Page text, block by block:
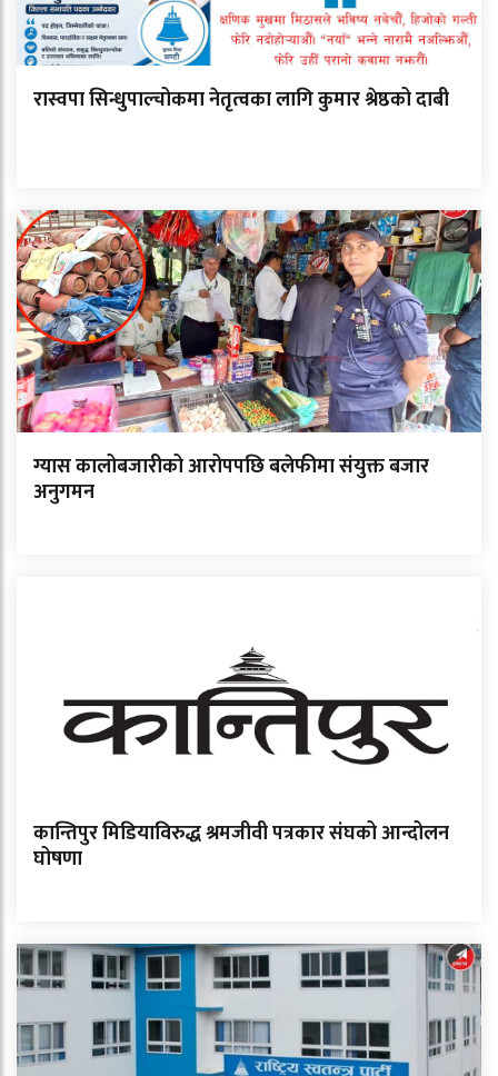
रास्वपा सिन्धुपाल्चोकमा नेतृत्वका लागि कुमार श्रेष्ठको दाबी
ग्यास कालोबजारीको आरोपपछि बलेफीमा संयुक्त बजार
अनुगमन
कान्तिपुर मिडियाविरुद्ध श्रमजीवी पत्रकार संघको आन्दोलन
घोषणा